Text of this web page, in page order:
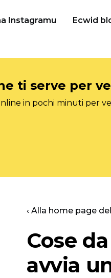
Instagramu Ecwid
ti serve per
in pochi minuti per
‹ Alla home page
Cose
avvia